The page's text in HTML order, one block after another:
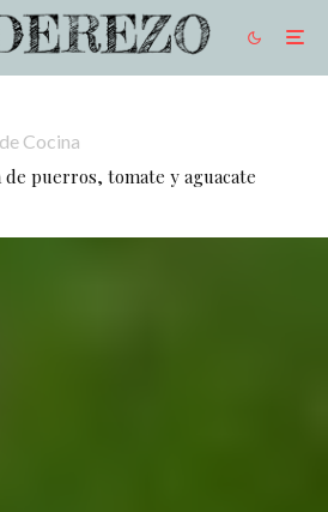
Cocina
de puerros, tomate y aguacate